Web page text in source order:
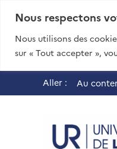
Nous respectons
Nous utilisons des
sur « Tout accepter »,
Aller : Au